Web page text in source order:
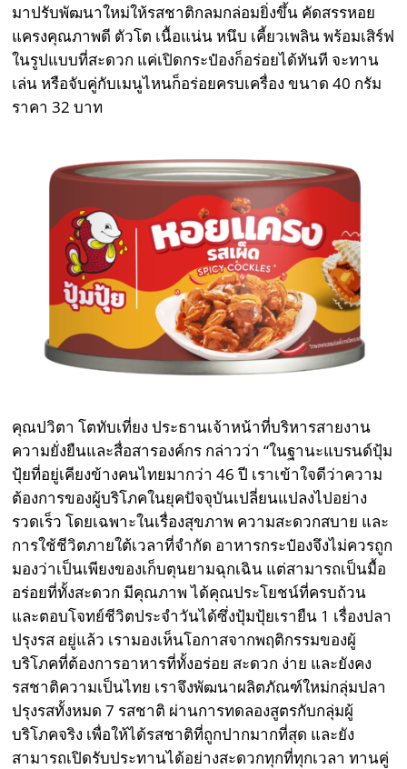
มาปรับพัฒนาใหม่ให้รสชาติกลมกล่อมยิ่งขึ้น คัดสรรหอย
แครงคุณภาพดี ตัวโต เนื้อแน่น หนึบ เคี้ยวเพลิน พร้อมเสิร์ฟ
ในรูปแบบที่สะดวก แค่เปิดกระป๋องก็อร่อยได้ทันที จะทาน
เล่น หรือจับคู่กับเมนูไหนก็อร่อยครบเครื่อง ขนาด 40 กรัม
ราคา 32 บาท
คุณปวิตา โตทับเที่ยง ประธานเจ้าหน้าที่บริหารสายงาน
ความยั่งยืนและสื่อสารองค์กร กล่าวว่า “ในฐานะแบรนด์ปุ้ม
ปุ้ยที่อยู่เคียงข้างคนไทยมากว่า 46 ปี เราเข้าใจดีว่าความ
ต้องการของผู้บริโภคในยุคปัจจุบันเปลี่ยนแปลงไปอย่าง
รวดเร็ว โดยเฉพาะในเรื่องสุขภาพ ความสะดวกสบาย และ
การใช้ชีวิตภายใต้เวลาที่จำกัด อาหารกระป๋องจึงไม่ควรถูก
มองว่าเป็นเพียงของเก็บตุนยามฉุกเฉิน แต่สามารถเป็นมื้อ
อร่อยที่ทั้งสะดวก มีคุณภาพ ได้คุณประโยชน์ที่ครบถ้วน
และตอบโจทย์ชีวิตประจำวันได้ซึ่งปุ้มปุ้ยเรายืน 1 เรื่องปลา
ปรุงรส อยู่แล้ว เรามองเห็นโอกาสจากพฤติกรรมของผู้
บริโภคที่ต้องการอาหารที่ทั้งอร่อย สะดวก ง่าย และยังคง
รสชาติความเป็นไทย เราจึงพัฒนาผลิตภัณฑ์ใหม่กลุ่มปลา
ปรุงรสทั้งหมด 7 รสชาติ ผ่านการทดลองสูตรกับกลุ่มผู้
บริโภคจริง เพื่อให้ได้รสชาติที่ถูกปากมากที่สุด และยัง
สามารถเปิดรับประทานได้อย่างสะดวกทุกที่ทุกเวลา ทานคู่